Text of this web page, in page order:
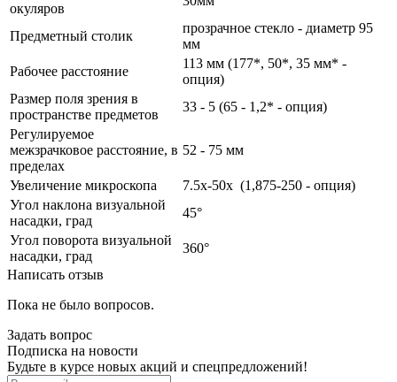
окуляров
Предметный столик
прозрачное стекло - диаметр 95
мм
Рабочее расстояние
113 мм (177*, 50*, 35 мм* -
опция)
Размер поля зрения в
пространстве предметов
33 - 5 (65 - 1,2* - опция)
Регулируемое
межзрачковое расстояние, в
пределах
52 - 75 мм
Увеличение микроскопа
7.5х-50х (1,875-250 - опция)
Угол наклона визуальной
насадки, град
45°
Угол поворота визуальной
насадки, град
360°
Написать отзыв
Пока не было вопросов.
Задать вопрос
Подписка на новости
Будьте в курсе новых акций и спецпредложений!